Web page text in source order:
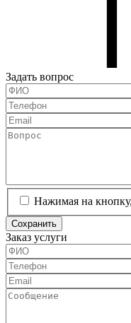
Задать вопрос
Нажимая на
Сохранить
Заказ услуги